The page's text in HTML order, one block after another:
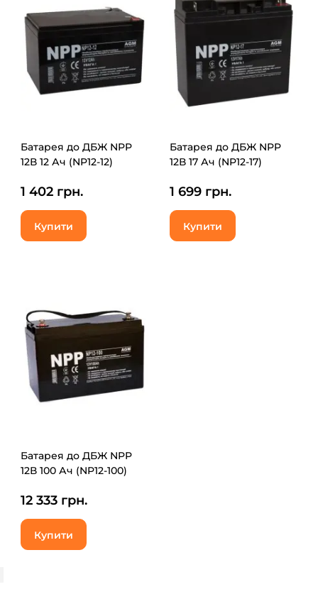
Батарея до ДБЖ NPP
12В 12 Ач (NP12-12)
1 402 грн.
Купити
Батарея до ДБЖ NPP
12В 17 Ач (NP12-17)
1 699 грн.
Купити
Батарея до ДБЖ NPP
12В 100 Ач (NP12-100)
12 333 грн.
Купити